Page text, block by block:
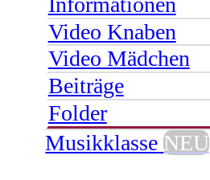
Video Knaben
Video Mädchen
Beiträge
Folder
Musikklasse NEU